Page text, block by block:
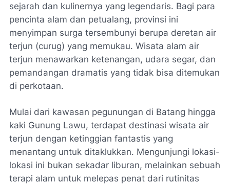
sejarah dan kulinernya yang legendaris. Bagi para
pencinta alam dan petualang, provinsi ini
menyimpan surga tersembunyi berupa deretan air
terjun (curug) yang memukau. Wisata alam air
terjun menawarkan ketenangan, udara segar, dan
pemandangan dramatis yang tidak bisa ditemukan
di perkotaan.
Mulai dari kawasan pegunungan di Batang hingga
kaki Gunung Lawu, terdapat destinasi wisata air
terjun dengan ketinggian fantastis yang
menantang untuk ditaklukkan. Mengunjungi lokasi-
lokasi ini bukan sekadar liburan, melainkan sebuah
terapi alam untuk melepas penat dari rutinitas